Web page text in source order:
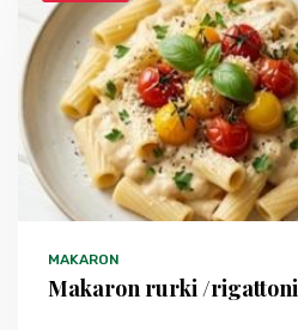
MAKARON
Makaron rurki /